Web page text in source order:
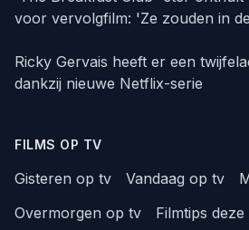
voor vervolgfilm: 'Ze zouden in
Ricky Gervais heeft er een
dankzij nieuwe Netflix-serie
FILMS OP TV
Gisteren op tv Vandaag op tv
Overmorgen op tv
Filmtips